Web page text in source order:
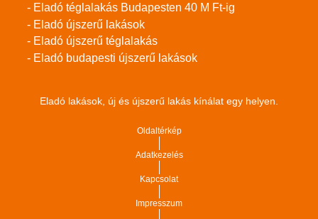
- Eladó téglalakás Budapesten 40 M Ft-ig
- Eladó újszerű lakások
- Eladó újszerű téglalakás
- Eladó budapesti újszerű lakások
Eladó lakások, új és újszerű lakás kínálat egy helyen.
Oldaltérkép
Adatkezelés
Kapcsolat
Impresszum